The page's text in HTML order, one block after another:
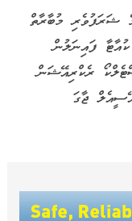
ޝަރަފުވެރި މުބާރާތް
މޯލްޑިވްސް ކަޕް 2026 ގެ ކުއާޓާ ފައިނަލުން
ރެކްރިއޭޝަން
ޖާގަ